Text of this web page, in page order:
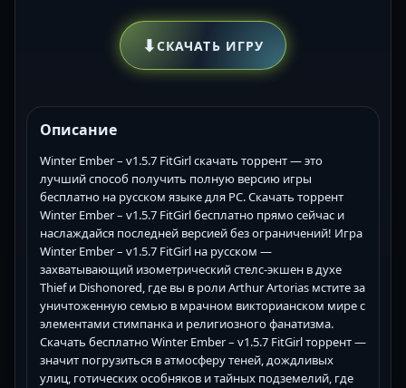
⬇СКАЧАТЬ ИГРУ
Описание
Winter Ember – v1.5.7 FitGirl скачать торрент — это
лучший способ получить полную версию игры
бесплатно на русском языке для PC. Скачать торрент
Winter Ember – v1.5.7 FitGirl бесплатно прямо сейчас и
наслаждайся последней версией без ограничений! Игра
Winter Ember – v1.5.7 FitGirl на русском —
захватывающий изометрический стелс-экшен в духе
Thief и Dishonored, где вы в роли Arthur Artorias мстите за
уничтоженную семью в мрачном викторианском мире с
элементами стимпанка и религиозного фанатизма.
Скачать бесплатно Winter Ember – v1.5.7 FitGirl торрент —
значит погрузиться в атмосферу теней, дождливых
улиц, готических особняков и тайных подземелий, где